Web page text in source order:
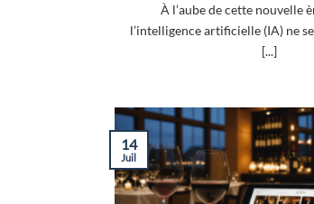
À l’aube de cette nouvelle
l’intelligence artificielle (IA) ne
[...]
14
Juil